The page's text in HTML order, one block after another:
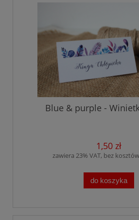
Blue & purple -
1,50 zł
zawiera 23% VAT, bez
do koszyka